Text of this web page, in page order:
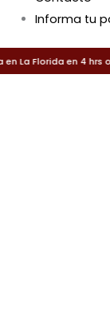
Informa tu
Florida en 4 hrs o